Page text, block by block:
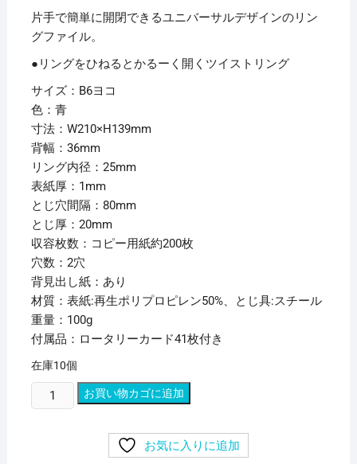
片手で簡単に開閉できるユニバーサルデザインのリン
グファイル。
●リングをひねるとかるーく開くツイストリング
サイズ：B6ヨコ
色：青
寸法：W210×H139mm
背幅：36mm
リング内径：25mm
表紙厚：1mm
とじ穴間隔：80mm
とじ厚：20mm
収容枚数：コピー用紙約200枚
穴数：2穴
背見出し紙：あり
材質：表紙:再生ポリプロピレン50%、とじ具:スチール
重量：100g
付属品：ロータリーカード41枚付き
在庫10個
（ま
と
お買い物カゴに追加
お気に入りに追加